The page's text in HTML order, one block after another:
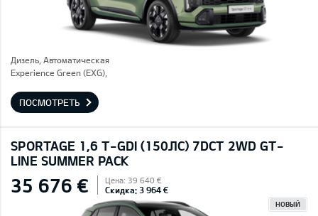
Дизель, Автоматическая
Experience Green (EXG),
ПОСМОТРЕТЬ
SPORTAGE 1,6 T-GDI (150ЛС) 7DCT 2WD GT-
LINE SUMMER PACK
35 676 € Цена: 39 640 €
Скидка: 3 964 €
НОВЫЙ